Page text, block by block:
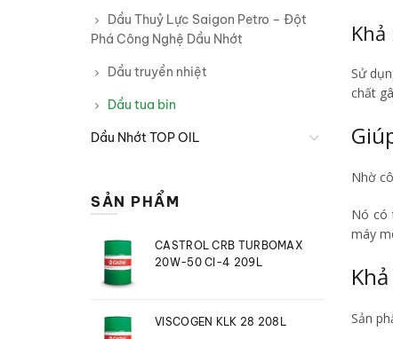
Sử
chất
Nhờ
Nó có
máy
Sản
Dầu Thuỷ Lực Saigon Petro – Đột
Phá Công Nghệ Dầu Nhớt
Dầu truyền nhiệt
Dầu tua bin
Dầu Nhớt TOP OIL
SẢN PHẨM
CASTROL CRB TURBOMAX
20W-50 CI-4 209L
VISCOGEN KLK 28 208L